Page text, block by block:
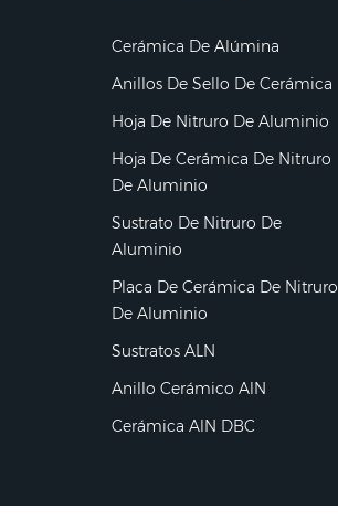
Cerámica De Alúmina
Anillos De Sello De Cerámica
Hoja De Nitruro De Aluminio
Hoja De Cerámica De Nitruro
De Aluminio
Sustrato De Nitruro De
Aluminio
Placa De Cerámica De Nitruro
De Aluminio
Sustratos ALN
Anillo Cerámico AlN
Cerámica AlN DBC